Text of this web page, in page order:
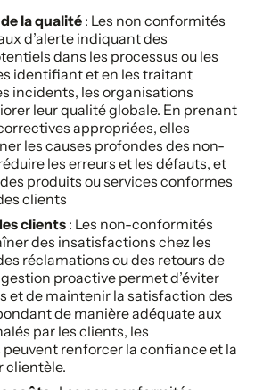
la qualité : Les non conformités
d’alerte indiquant des
dans les processus ou les
identifiant et en les traitant
incidents, les organisations
leur qualité globale. En prenant
appropriées, elles
les causes profondes des non-
les erreurs et les défauts, et
produits ou services conformes
clients
clients : Les non-conformités
des insatisfactions chez les
réclamations ou des retours de
proactive permet d’éviter
et de maintenir la satisfaction des
de manière adéquate aux
par les clients, les
renforcer la confiance et la
clientèle.